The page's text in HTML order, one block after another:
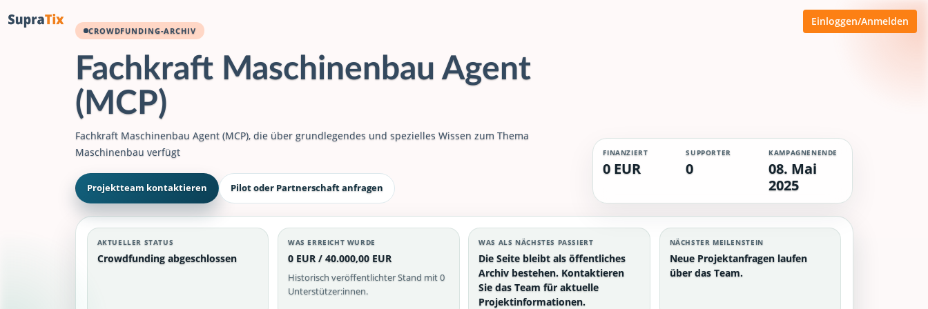
Einloggen/Anmelden
CROWDFUNDING-ARCHIV
Fachkraft Maschinenbau Agent
(MCP)
Fachkraft Maschinenbau Agent (MCP), die über grundlegendes und spezielles Wissen zum Thema
Maschinenbau verfügt
Projektteam kontaktieren Pilot oder Partnerschaft anfragen
FINANZIERT
0 EUR
SUPPORTER
0
KAMPAGNENENDE
08. Mai
2025
AKTUELLER STATUS
Crowdfunding abgeschlossen
WAS ERREICHT WURDE
0 EUR / 40.000,00 EUR
Historisch veröffentlichter Stand mit 0
Unterstützer:innen.
WAS ALS NÄCHSTES PASSIERT
Die Seite bleibt als öffentliches
Archiv bestehen. Kontaktieren
Sie das Team für aktuelle
Projektinformationen.
NÄCHSTER MEILENSTEIN
Neue Projektanfragen laufen
über das Team.